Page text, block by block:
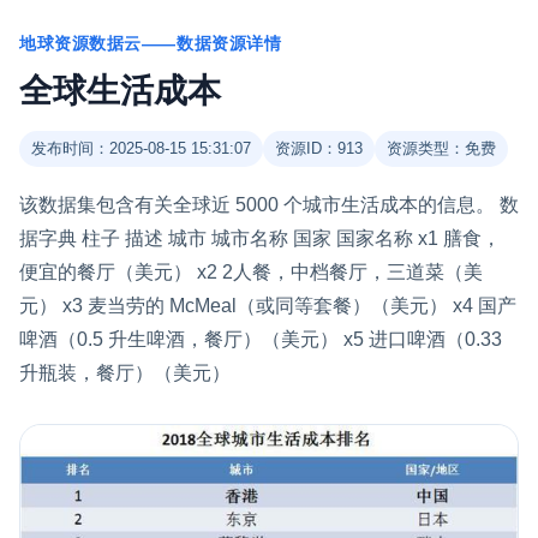
地球资源数据云——数据资源详情
全球生活成本
发布时间：2025-08-15 15:31:07 资源ID：913 资源类型：免费
该数据集包含有关全球近 5000 个城市生活成本的信息。 数
据字典 柱子 描述 城市 城市名称 国家 国家名称 x1 膳食，
便宜的餐厅（美元） x2 2人餐，中档餐厅，三道菜（美
元） x3 麦当劳的 McMeal（或同等套餐）（美元） x4 国产
啤酒（0.5 升生啤酒，餐厅）（美元） x5 进口啤酒（0.33
升瓶装，餐厅）（美元）